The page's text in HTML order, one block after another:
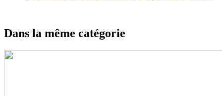
Dans la même catégorie